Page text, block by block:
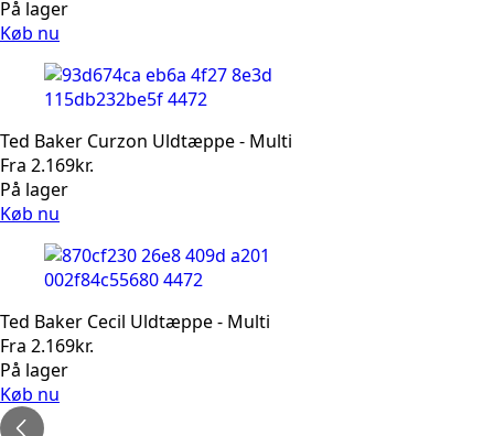
På lager
Køb nu
Ted Baker Curzon Uldtæppe - Multi
Fra 2.169kr.
På lager
Køb nu
Ted Baker Cecil Uldtæppe - Multi
Fra 2.169kr.
På lager
Køb nu